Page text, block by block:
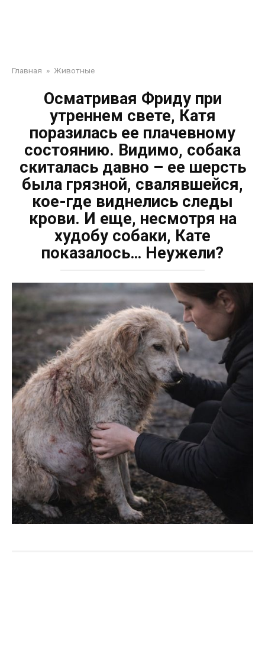
Главная » Животные
Осматривая Фриду при
утреннем свете, Катя
поразилась ее плачевному
состоянию. Видимо, собака
скиталась давно – ее шерсть
была грязной, свалявшейся,
кое-где виднелись следы
крови. И еще, несмотря на
худобу собаки, Кате
показалось… Неужели?